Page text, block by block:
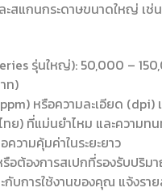
สแกนกระดาษขนาดใหญ่ เช่
รุ่นใหญ่): 50,000 –
ท)
หรือความละเอียด
ย) ที่แม่นยำไหม และความท
วามคุ้มค่าในระยะยาว
อต้องการสเปกที่รองรับปริม
บการใช้งานของคุณ แจ้งราย